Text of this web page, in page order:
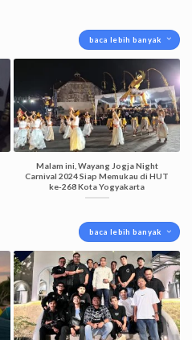
baca lebih banyak
Malam ini, Wayang Jogja Night
Carnival 2024 Siap Memukau di HUT
ke-268 Kota Yogyakarta
baca lebih banyak